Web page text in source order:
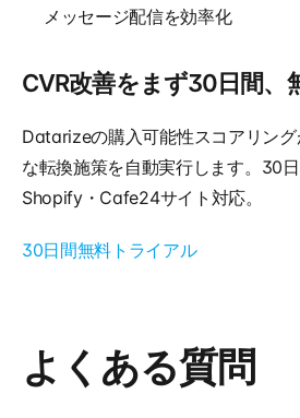
メッセージ配信を効率化
CVR改善をまず30日間、
Datarizeの購入可能性スコアリン
な転換施策を自動実行します。30
Shopify・Cafe24サイト対応。
30日間無料トライアル
よくある質問